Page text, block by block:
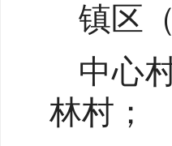
镇区
中心
林村；